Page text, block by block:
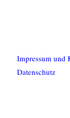
Impressum und
Datenschutz